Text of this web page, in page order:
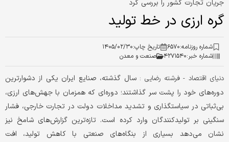
جریان تجارت کشور را بررسی کرد
گره ارزی در خط تولید
شماره روزنامه:۶۵۷۰ تاریخ چاپ:۱۴۰۵/۰۲/۳۰
شماره خبر:۴۲۷۱۵۴۰ صنعت و معدن
دنیای اقتصاد - فرشته رضایی :سال گذشته، صنایع ایران یکی از دشوارترین
دوره‌های خود را پشت سر گذاشتند؛ دوره‌ای که همزمان با جهش‌های ارزی،
بی‌ثباتی در سیاستگذاری و تشدید مداخلات دولت در تجارت خارجی، فشار
سنگینی بر تولید‌کنندگان وارد کرده است. تازه‌ترین گزارش‌های شامخ نیز
نشان می‌دهد بسیاری از بنگاه‌های صنعتی با کاهش تولید، افت